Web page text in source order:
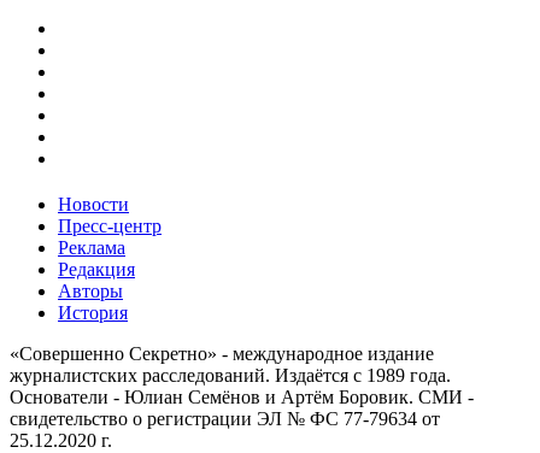
Новости
Пресс-центр
Реклама
Редакция
Авторы
История
«Совершенно Секретно» - международное издание
журналистских расследований. Издаётся с 1989 года.
Основатели - Юлиан Семёнов и Артём Боровик. CМИ -
свидетельство о регистрации ЭЛ № ФС 77-79634 от
25.12.2020 г.